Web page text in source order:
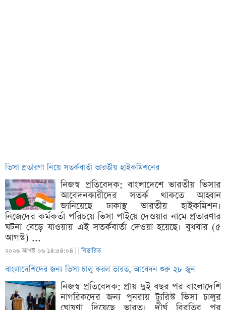
ভিসা প্রতারণা নিয়ে সতর্কবার্তা ভারতীয় হাইকমিশনের
নিজস্ব প্রতিবেদক: বাংলাদেশে ভারতীয় ভিসার
আবেদনকারীদের সতর্ক থাকতে আহ্বান
জানিয়েছে ঢাকাস্থ ভারতীয় হাইকমিশন।
নিজেদের কর্মকর্তা পরিচয়ে ভিসা পাইয়ে দেওয়ার নামে প্রতারণার
ঘটনা বেড়ে যাওয়ায় এই সতর্কবার্তা দেওয়া হয়েছে। বুধবার (৫
আগস্ট) ...
২০২৬ আগস্ট ০৬ ১৪:৫৪:০৪ | |বিস্তারিত
বাংলাদেশিদের জন্য ভিসা চালু করল ভারত, আবেদন শুরু ২৮ জুন
নিজস্ব প্রতিবেদক: প্রায় দুই বছর পর বাংলাদেশি
নাগরিকদের জন্য পুনরায় ট্যুরিস্ট ভিসা চালুর